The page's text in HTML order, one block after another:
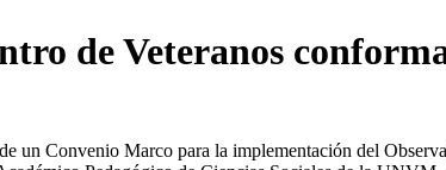
de Veteranos
un Convenio Marco para la implementación del